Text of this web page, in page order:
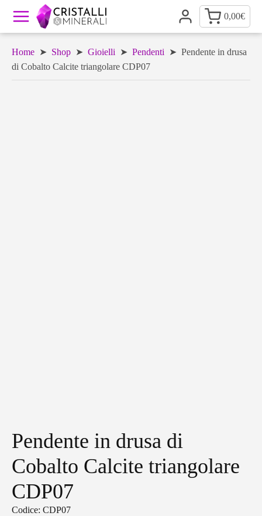
0,00€
Home ➤ Shop ➤ Gioielli ➤ Pendenti ➤ Pendente in drusa
di Cobalto Calcite triangolare CDP07
Pendente in drusa di
Cobalto Calcite triangolare
CDP07
Codice: CDP07